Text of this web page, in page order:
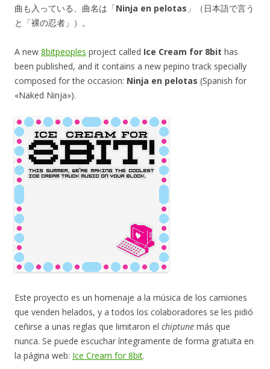
曲も入っている、曲名は「Ninja en pelotas 」（日本語で言う
と「裸の忍者」）。
A new 8bitpeoples project called Ice Cream for 8bit has
been published, and it contains a new pepino track specially
composed for the occasion: Ninja en pelotas (Spanish for
«Naked Ninja»).
Este proyecto es un homenaje a la música de los camiones
que venden helados, y a todos los colaboradores se les pidió
ceñirse a unas reglas que limitaron el chiptune más que
nunca. Se puede escuchar íntegramente de forma gratuita en
la página web: Ice Cream for 8bit.